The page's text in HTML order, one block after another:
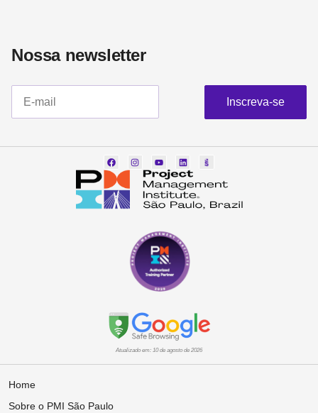
Nossa newsletter​
Inscreva-se
Atualizado em: 10 de agosto de 2026
Home
Sobre o PMI São Paulo